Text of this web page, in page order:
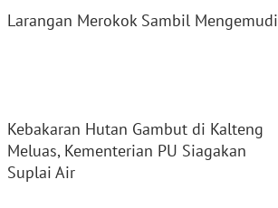
Larangan Merokok Sambil Mengemudi
Kebakaran Hutan Gambut di Kalteng
Meluas, Kementerian PU Siagakan
Suplai Air